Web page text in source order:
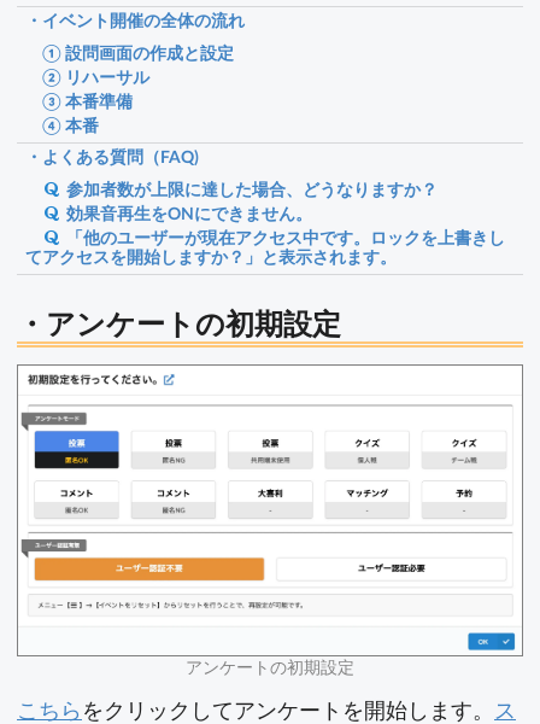
・イベント開催の全体の流れ
① 設問画面の作成と設定
② リハーサル
③ 本番準備
④ 本番
・よくある質問（FAQ)
参加者数が上限に達した場合、どうなりますか？
効果音再生をONにできません。
「他のユーザーが現在アクセス中です。ロックを上書きし
てアクセスを開始しますか？」と表示されます。
・アンケートの初期設定
アンケートの初期設定
こちら をクリックしてアンケートを開始します。
ス